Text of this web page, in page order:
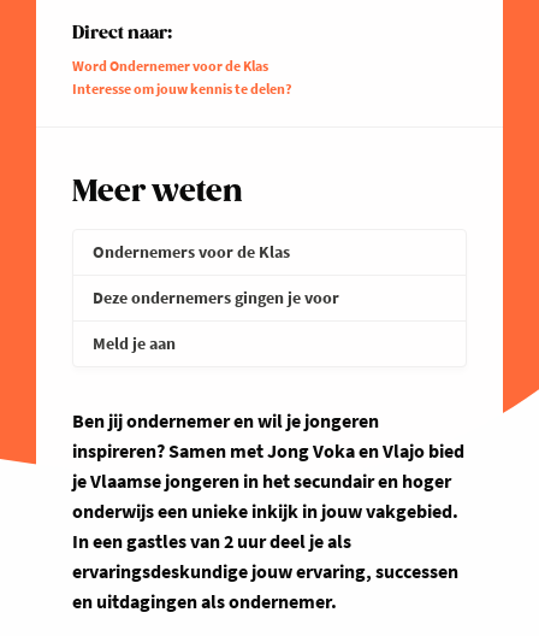
Direct naar:
Word Ondernemer voor de Klas
Interesse om jouw kennis te delen?
Ben jij ondernemer en wil je jongeren
inspireren? Samen met Jong Voka en Vlajo bied
je Vlaamse jongeren in het secundair en hoger
onderwijs een unieke inkijk in jouw vakgebied.
In een gastles van 2 uur deel je als
ervaringsdeskundige jouw ervaring, successen
en uitdagingen als ondernemer.
Meer weten
Ondernemers voor de Klas
Deze ondernemers gingen je voor
Meld je aan